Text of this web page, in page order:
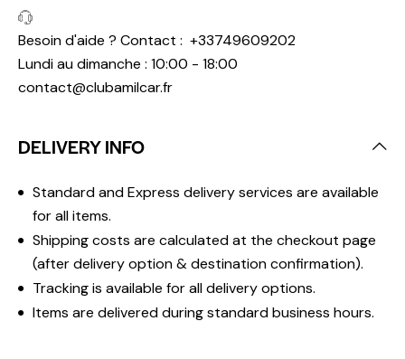
Besoin d'aide ? Contact : +33749609202
Lundi au dimanche : 10:00 - 18:00
contact@clubamilcar.fr
DELIVERY INFO
Standard and Express delivery services are available
for all items.
Shipping costs are calculated at the checkout page
(after delivery option & destination confirmation).
Tracking is available for all delivery options.
Items are delivered during standard business hours.